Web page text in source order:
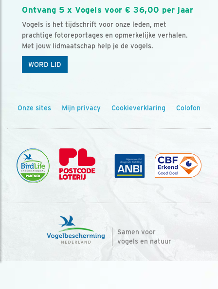
Ontvang 5 x Vogels voor € 36,00 per jaar
Vogels is het tijdschrift voor onze leden, met
prachtige fotoreportages en opmerkelijke verhalen.
Met jouw lidmaatschap help je de vogels.
WORD LID
Onze sites Mijn privacy Cookieverklaring Colofon
Samen voor
vogels en natuur